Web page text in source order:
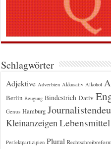
Schlagwörter
Adjektive Adverbien Akkusativ Alkohol
Berlin Beugung Bindestrich Dativ
Genus Hamburg
Kleinanzeigen Lebensmittel
Perfektpartizipien Plural Rechtschreibreform